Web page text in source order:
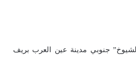
جنوبي مدينة عين العرب بريف